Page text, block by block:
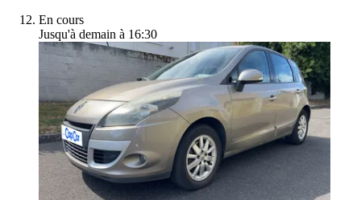
En cours
Jusqu'à demain à 16:30